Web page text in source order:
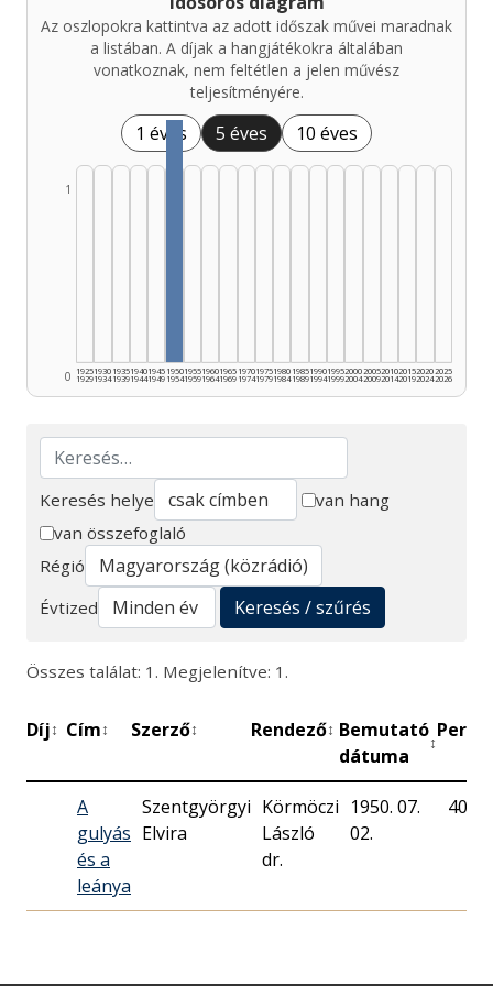
Az oszlopokra kattintva az adott időszak művei maradnak
a listában. A díjak a hangjátékokra általában
vonatkoznak, nem feltétlen a jelen művész
teljesítményére.
1 éves 5 éves 10 éves
0
1
1925
1929
1930
1934
1935
1939
1940
1944
1945
1949
1950
1954
1955
1959
1960
1964
1965
1969
1970
1974
1975
1979
1980
1984
1985
1989
1990
1994
1995
1999
2000
2004
2005
2009
2010
2014
2015
2019
2020
2024
2025
2026
Keresés
Keresés helye
van hang
van összefoglaló
Régió
Évtized
Keresés / szűrés
Összes találat: 1. Megjelenítve: 1.
Díj↕ Cím↕ Szerző↕ Rendező↕ Bemutató
dátuma
↕
Perc
A
gulyás
és a
leánya
Szentgyörgyi
Elvira
Körmöczi
László
dr.
1950. 07.
02.
40